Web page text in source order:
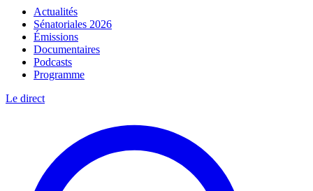
Actualités
Sénatoriales 2026
Émissions
Documentaires
Podcasts
Programme
Le direct